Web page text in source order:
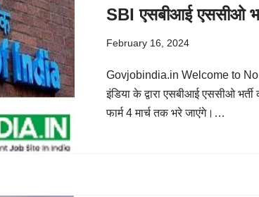
SBI एसबीआई एससीओ
February 16, 2024
Govjobindia.in Welcome to
इंडिया के द्वारा एसबीआई एससीओ
फार्म 4 मार्च तक भरे जाएंगे।…